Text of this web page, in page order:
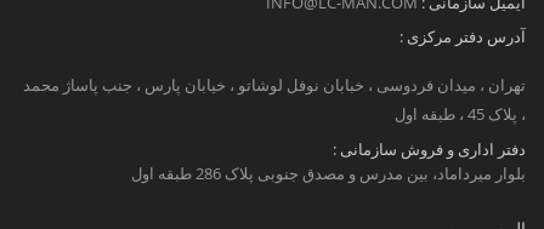
آدرس دفتر مرکزی :
تهران ، میدان فردوسی ، خبابان نوفل لوشاتو ، خیابان پارس ، جنب پاساژ محمد
، پلاک 45 ، طبقه اول
دفتر اداری و فروش سازمانی :
بلوار میرداماد، بین مدرس و مصدق جنوبی پلاک 286 طبقه اول